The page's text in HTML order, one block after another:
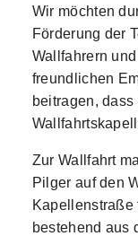
Wir möchten
Förderung der
Wallfahrern
freundlichen
beitragen,
Zur Wallfahrt
Pilger auf den
Kapellenstraße
bestehend aus